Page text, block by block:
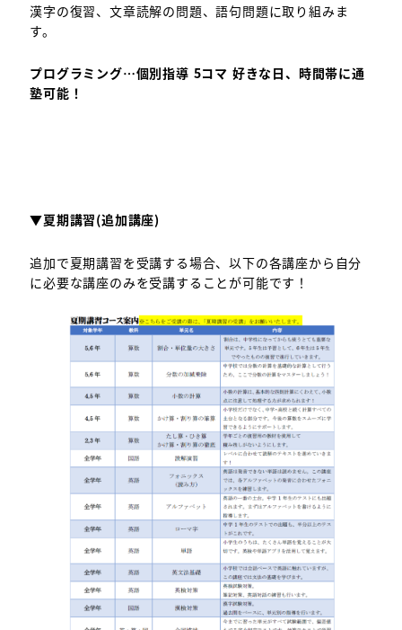
漢字の復習、文章読解の問題、語句問題に取り組みま
す。
プログラミング…個別指導 5コマ 好きな日、時間帯に通
塾可能！
▼夏期講習(追加講座)
追加で夏期講習を受講する場合、以下の各講座から自分
に必要な講座のみを受講することが可能です！